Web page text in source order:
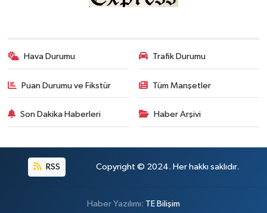
Hava Durumu Trafik Durumu
Puan Durumu ve Fikstür Tüm Manşetler
Son Dakika Haberleri Haber Arşivi
RSS Copyright © 2024. Her hakkı saklıdır.
Haber Yazılımı: TE Bilişim